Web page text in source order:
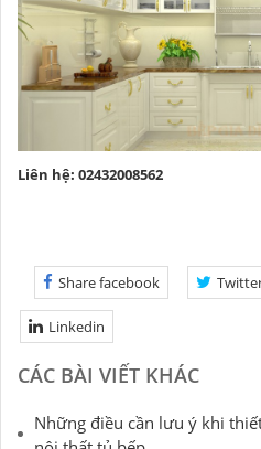
Liên hệ: 02432008562
Share facebook
Linkedin
CÁC BÀI VIẾT KHÁC
Những điều cần lưu ý khi